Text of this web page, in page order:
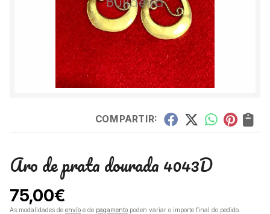
COMPARTIR:
Aro de prata dourada 4043D
75,00€
As modalidades de envío e de pagamento poden variar o importe final do pedido.